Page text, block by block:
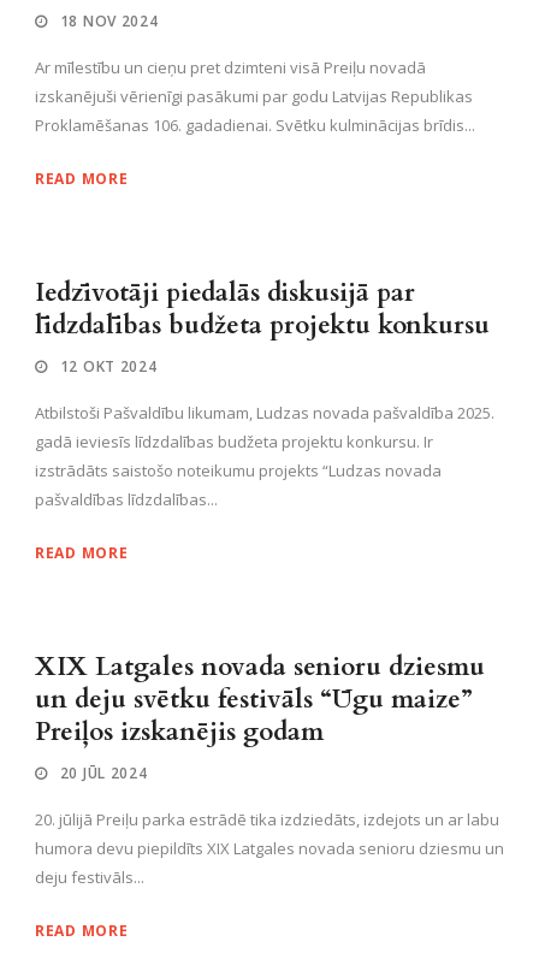
18 NOV 2024
Ar mīlestību un cieņu pret dzimteni visā Preiļu novadā
izskanējuši vērienīgi pasākumi par godu Latvijas Republikas
Proklamēšanas 106. gadadienai. Svētku kulminācijas brīdis...
READ MORE
Iedzīvotāji piedalās diskusijā par
līdzdalības budžeta projektu konkursu
12 OKT 2024
Atbilstoši Pašvaldību likumam, Ludzas novada pašvaldība 2025.
gadā ieviesīs līdzdalības budžeta projektu konkursu. Ir
izstrādāts saistošo noteikumu projekts “Ludzas novada
pašvaldības līdzdalības...
READ MORE
XIX Latgales novada senioru dziesmu
un deju svētku festivāls “Ūgu maize”
Preiļos izskanējis godam
20 JŪL 2024
20. jūlijā Preiļu parka estrādē tika izdziedāts, izdejots un ar labu
humora devu piepildīts XIX Latgales novada senioru dziesmu un
deju festivāls...
READ MORE